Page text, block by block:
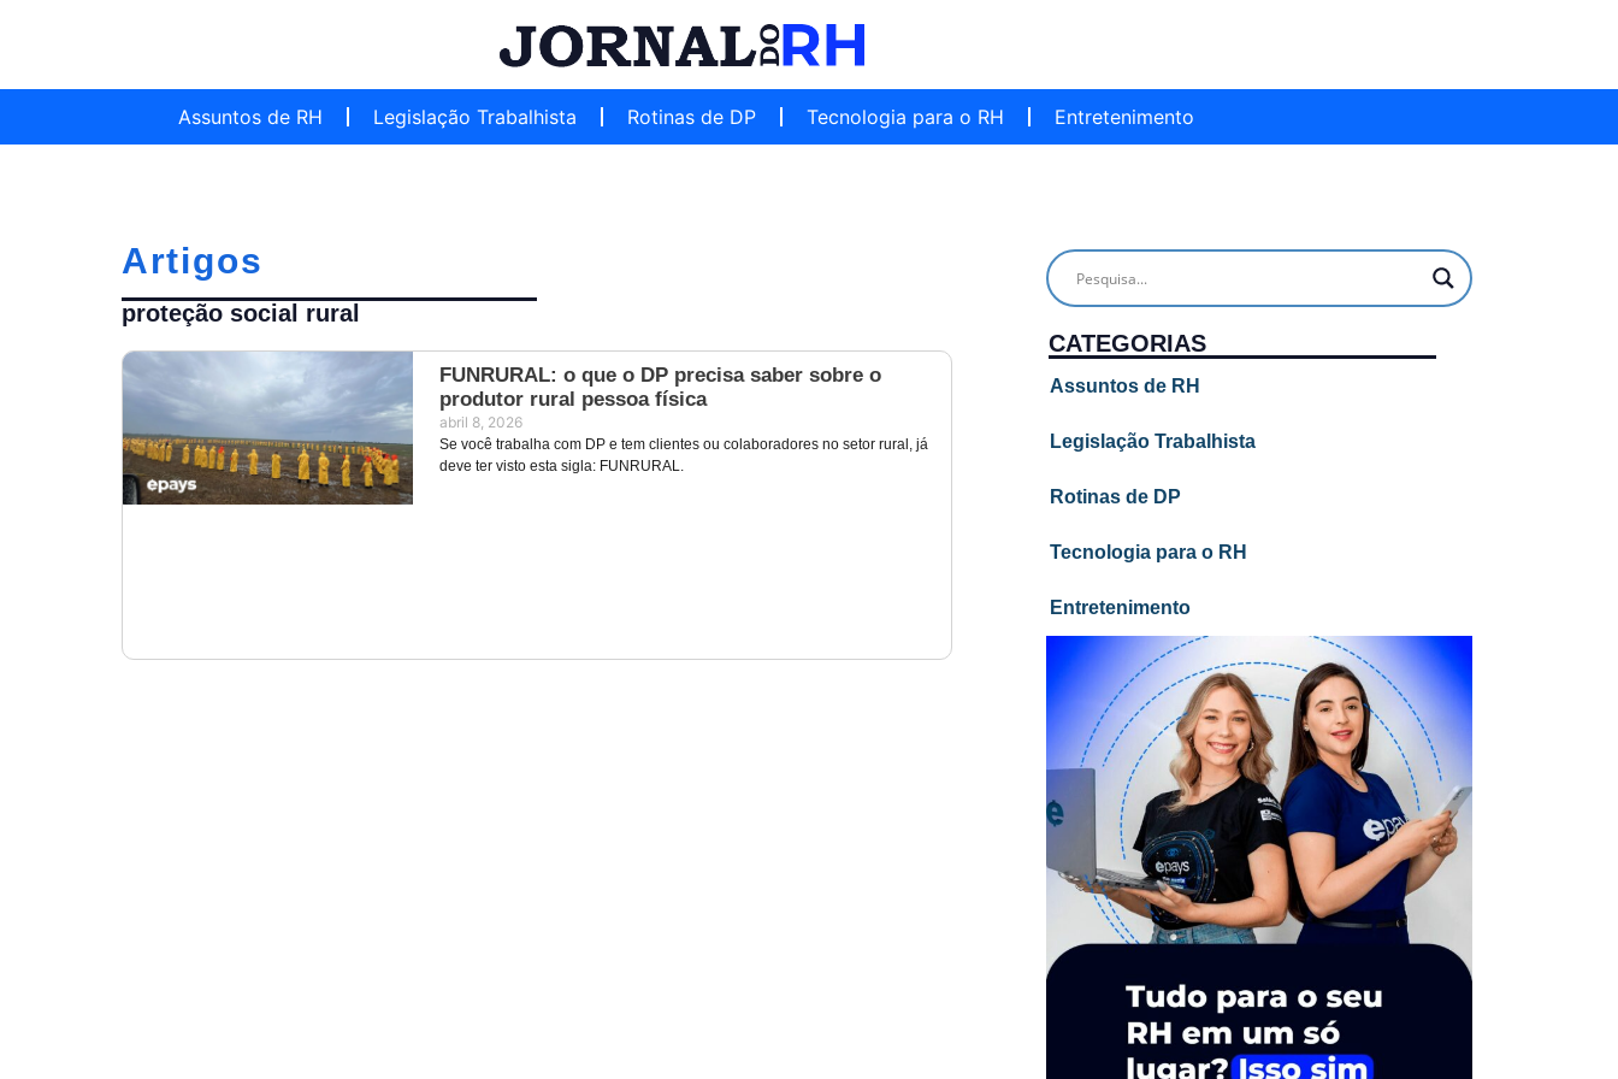
Assuntos de RH Legislação Trabalhista Rotinas de DP Tecnologia para o RH Entretenimento
Artigos
proteção social rural
FUNRURAL: o que o DP precisa saber sobre o
produtor rural pessoa física
abril 8, 2026
Se você trabalha com DP e tem clientes ou colaboradores no setor rural, já
deve ter visto esta sigla: FUNRURAL.
CATEGORIAS
Assuntos de RH
Legislação Trabalhista
Rotinas de DP
Tecnologia para o RH
Entretenimento